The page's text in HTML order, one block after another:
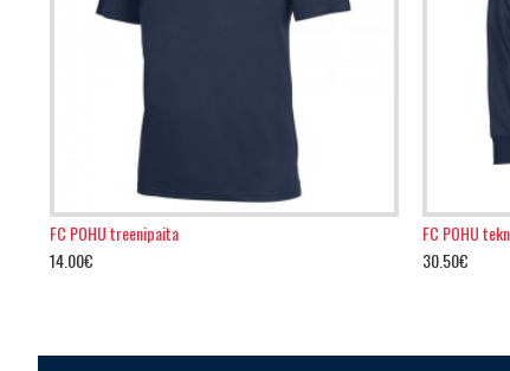
FC POHU treenipaita
14.00€
FC POHU
30.50€